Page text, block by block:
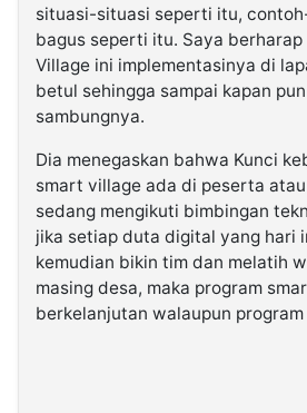
situasi-situasi seperti itu,
bagus seperti itu. Saya berharap
Village ini implementasinya di
betul sehingga sampai kapan
sambungnya.
Dia menegaskan bahwa Kunci
smart village ada di peserta
sedang mengikuti bimbingan
jika setiap duta digital yang hari
kemudian bikin tim dan melatih
masing desa, maka program
berkelanjutan walaupun